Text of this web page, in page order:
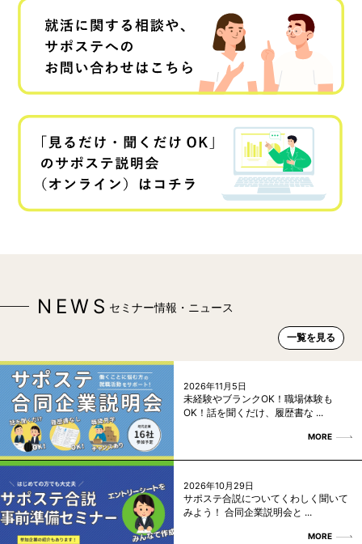
NEWS セミナー情報・ニュース
一覧を見る
2026年11月5日
未経験やブランクOK！職場体験も
OK！話を聞くだけ、履歴書な ...
MORE
2026年10月29日
サポステ合説についてくわしく聞いて
みよう！ 合同企業説明会と ...
MORE